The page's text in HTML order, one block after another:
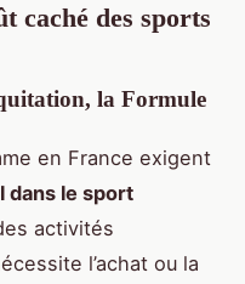
caché des sports
la Formule
en France exigent
dans le sport
activités
l’achat ou la